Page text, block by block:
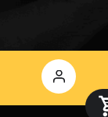
Přihlášení